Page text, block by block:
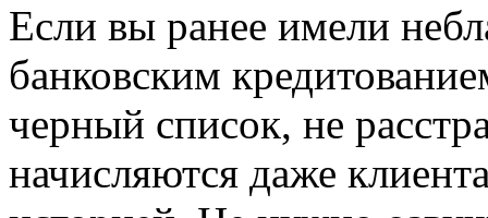
Если вы ранее имели
банковским
черный список, не
начисляются даже